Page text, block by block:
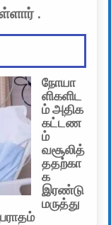
.
நோயா
ளிகளிட
ம் அதிக
கட்டண
ம்
வசூலித்
ததற்கா
க
இரண்டு
மருத்து